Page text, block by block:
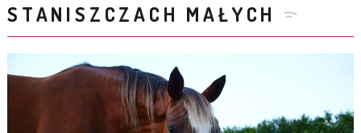
STANISZCZACH MAŁYCH